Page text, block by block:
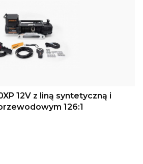
12V z liną syntetyczną i
126:1